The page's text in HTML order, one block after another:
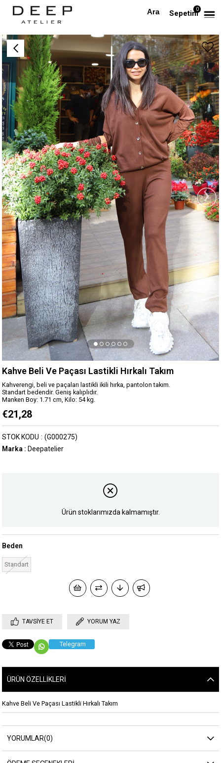
Sepetim0
Anasayfa Kahve Beli Ve Paçası Lastikli Hırkalı Takım
›
Kahve Beli Ve Paçası Lastikli Hırkalı Takım
Kahverengi, beli ve paçaları lastikli ikili hırka, pantolon takım.
Standart bedendir. Geniş kalıplıdır.
Manken Boy: 1.71 cm, Kilo: 54 kg.
€21,28
(G000275)
STOK KODU
Marka : Deepatelier
Ürün stoklarımızda kalmamıştır.
Beden
Standart
TAVSIYE ET YORUM YAZ
Telegram
ÜRÜN ÖZELLIKLERI
Kahve Beli Ve Paçası Lastikli Hırkalı Takım
YORUMLAR(0)